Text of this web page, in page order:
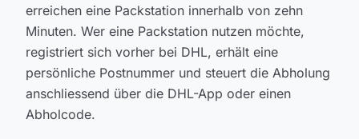
erreichen eine Packstation innerhalb von zehn
Minuten. Wer eine Packstation nutzen möchte,
registriert sich vorher bei DHL, erhält eine
persönliche Postnummer und steuert die Abholung
anschliessend über die DHL-App oder einen
Abholcode.